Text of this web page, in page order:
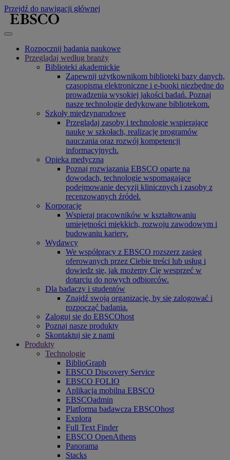
Przejdź do nawigacji głównej
Rozpocznij badania naukowe
Przeglądaj według branży
Biblioteki akademickie
Zapewnij użytkownikom biblioteki bazy danych,
czasopisma elektroniczne i e-booki niezbędne do
prowadzenia wysokiej jakości badań. Poznaj
nasze technologie dedykowane bibliotekom.
Szkoły międzynarodowe
Przeglądaj zasoby i technologie wspierające
naukę w szkołach, realizację programów
nauczania oraz rozwój kompetencji
informacyjnych.
Opieka medyczna
Poznaj rozwiązania EBSCO oparte na
dowodach, technologie wspomagające
podejmowanie decyzji klinicznych i zasoby z
recenzowanych źródeł.
Korporacje
Wspieraj pracowników w kształtowaniu
umiejętności miękkich, rozwoju zawodowym i
budowaniu kariery.
Wydawcy
We współpracy z EBSCO rozszerz zasięg
oferowanych przez Ciebie treści lub usług i
dowiedz się, jak możemy Cię wesprzeć w
dotarciu do nowych odbiorców.
Dla badaczy i studentów
Znajdź swoją organizację, by się zalogować i
rozpocząć badania.
Zaloguj się do EBSCOhost
Poznaj nasze produkty
Skontaktuj się z nami
Produkty
Technologie
BiblioGraph
EBSCO Discovery Service
EBSCO FOLIO
Aplikacja mobilna EBSCO
EBSCOadmin
Platforma badawcza EBSCOhost
Explora
Full Text Finder
EBSCO OpenAthens
Panorama
Stacks